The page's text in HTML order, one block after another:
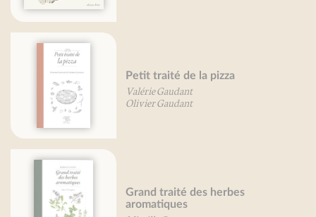
Petit traité de la pizza
Valérie Gaudant
Olivier Gaudant
Grand traité des herbes
aromatiques